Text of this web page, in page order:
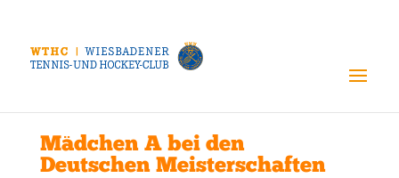
Mädchen A bei den
Deutschen Meisterschaften